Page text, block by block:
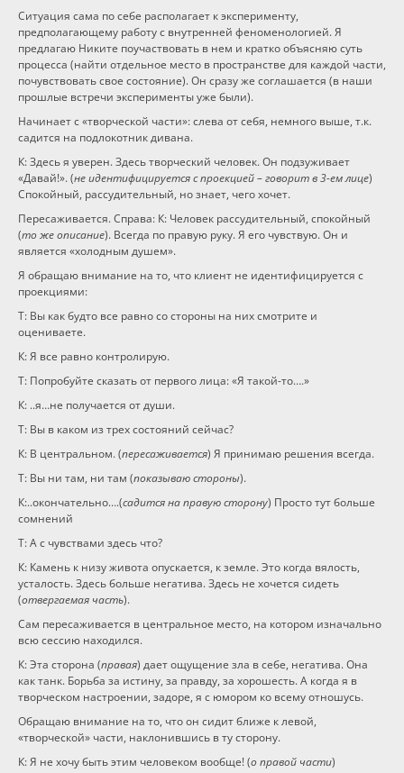
Ситуация сама по себе располагает к эксперименту,
предполагающему работу с внутренней феноменологией. Я
предлагаю Никите поучаствовать в нем и кратко объясняю суть
процесса (найти отдельное место в пространстве для каждой части,
почувствовать свое состояние). Он сразу же соглашается (в наши
прошлые встречи эксперименты уже были).
Начинает с «творческой части»: слева от себя, немного выше, т.к.
садится на подлокотник дивана.
К: Здесь я уверен. Здесь творческий человек. Он подзуживает
«Давай!». (не идентифицируется с проекцией – говорит в 3-ем лице)
Спокойный, рассудительный, но знает, чего хочет.
Пересаживается. Справа: К: Человек рассудительный, спокойный
(то же описание). Всегда по правую руку. Я его чувствую. Он и
является «холодным душем».
Я обращаю внимание на то, что клиент не идентифицируется с
проекциями:
Т: Вы как будто все равно со стороны на них смотрите и
оцениваете.
К: Я все равно контролирую.
Т: Попробуйте сказать от первого лица: «Я такой-то….»
К: ..я…не получается от души.
Т: Вы в каком из трех состояний сейчас?
К: В центральном. (пересаживается) Я принимаю решения всегда.
Т: Вы ни там, ни там (показываю стороны).
К:..окончательно….(садится на правую сторону) Просто тут больше
сомнений
Т: А с чувствами здесь что?
К: Камень к низу живота опускается, к земле. Это когда вялость,
усталость. Здесь больше негатива. Здесь не хочется сидеть
(отвергаемая часть).
Сам пересаживается в центральное место, на котором изначально
всю сессию находился.
К: Эта сторона (правая) дает ощущение зла в себе, негатива. Она
как танк. Борьба за истину, за правду, за хорошесть. А когда я в
творческом настроении, задоре, я с юмором ко всему отношусь.
Обращаю внимание на то, что он сидит ближе к левой,
«творческой» части, наклонившись в ту сторону.
К: Я не хочу быть этим человеком вообще! (о правой части)